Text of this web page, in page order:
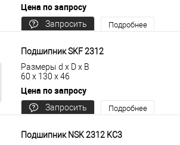
Цена по запросу
Запросить
Подробнее
Подшипник SKF 2312
Размеры d x D x B
60 x 130 x 46
Цена по запросу
Запросить
Подробнее
Подшипник NSK 2312 KС3